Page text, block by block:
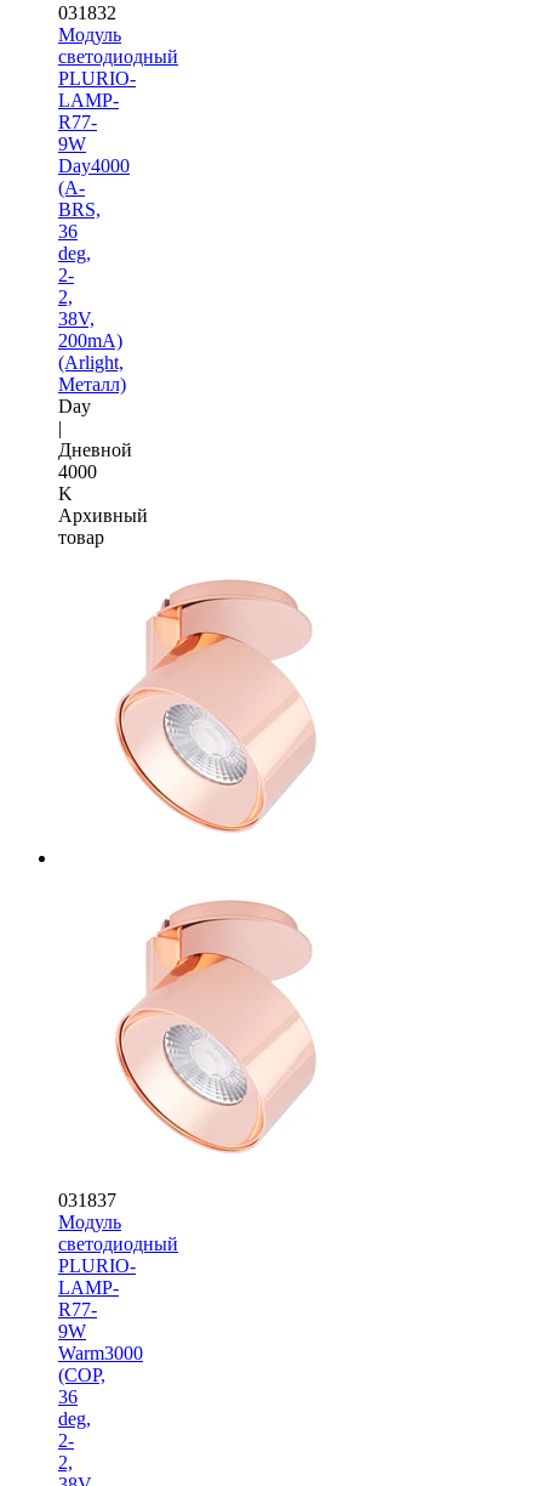
031832
Модуль
светодиодный
PLURIO-
LAMP-
R77-
9W
Day4000
(A-
BRS,
36
deg,
2-
2,
38V,
200mA)
(Arlight,
Металл)
Day
|
Дневной
4000
K
Архивный
товар
031837
Модуль
светодиодный
PLURIO-
LAMP-
R77-
9W
Warm3000
(COP,
36
deg,
2-
2,